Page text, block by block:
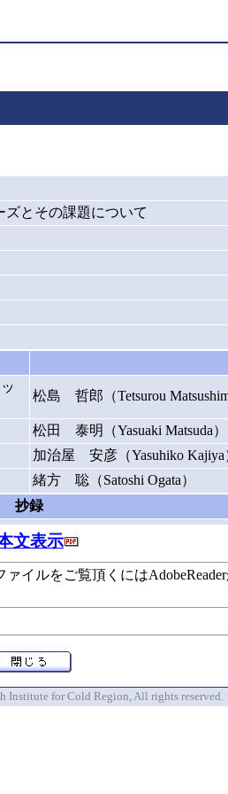
とその課題について
松島 哲郎（Tetsurou
松田 泰明（Yasuaki Matsuda）
加治屋 安彦（Yasuhiko Kajiya
緒方 聡（Satoshi Ogata）
抄録
文表示
ルをご覧頂くにはAdobeReader
Institute for Cold Region, All rights reserved.